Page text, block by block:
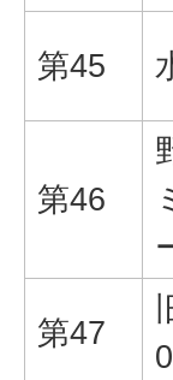
第45
第46
第47